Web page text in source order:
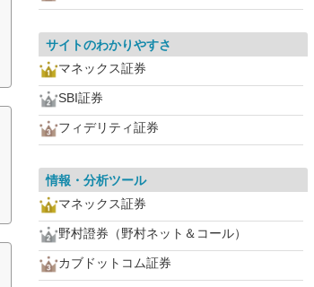
サイトのわかりやすさ
マネックス証券
SBI証券
フィデリティ証券
情報・分析ツール
マネックス証券
野村證券（野村ネット＆コール）
カブドットコム証券